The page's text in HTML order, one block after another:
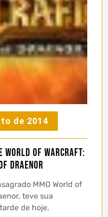
de 2014
World of Warcraft:
Draenor
MMO World of
teve sua
de hoje.